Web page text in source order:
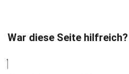
War diese Seite hilfreich?